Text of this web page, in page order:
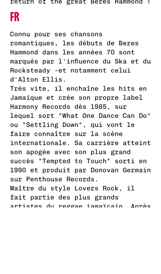
FR
Connu pour ses chansons
romantiques, les débuts de Beres
Hammond dans les années 70 sont
marqués par l'influence du Ska et du
Rocksteady -et notamment celui
d'Alton Ellis.
Très vite, il enchaîne les hits en
Jamaïque et crée son propre label
Harmony Records dès 1985, sur
lequel sort "What One Dance Can Do"
ou "Settling Down", qui vont le
faire connaître sur la scène
internationale. Sa carrière atteint
son apogée avec son plus grand
succès "Tempted to Touch" sorti en
1990 et produit par Donovan Germain
sur Penthouse Records.
Maître du style Lovers Rock, il
fait partie des plus grands
artistes du reggae jamaïcain. Après